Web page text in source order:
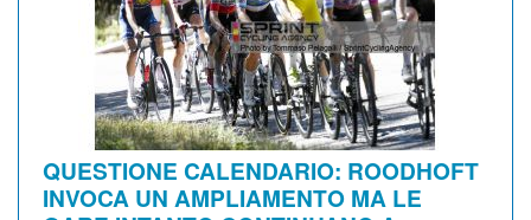
QUESTIONE CALENDARIO: ROODHOFT
INVOCA UN AMPLIAMENTO MA LE